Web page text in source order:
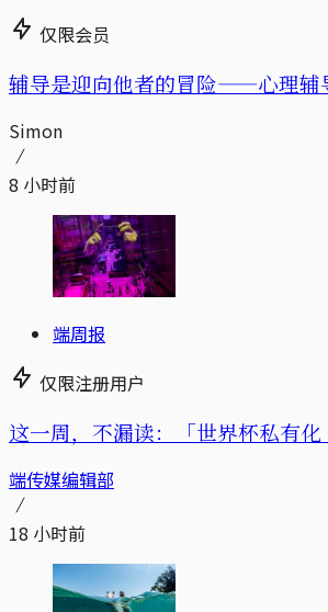
仅限会员
辅导是迎向他者的冒险——心理辅
Simon
8 小时前
端周报
仅限注册用户
这一周，不漏读：「世界杯私有
端传媒编辑部
18 小时前